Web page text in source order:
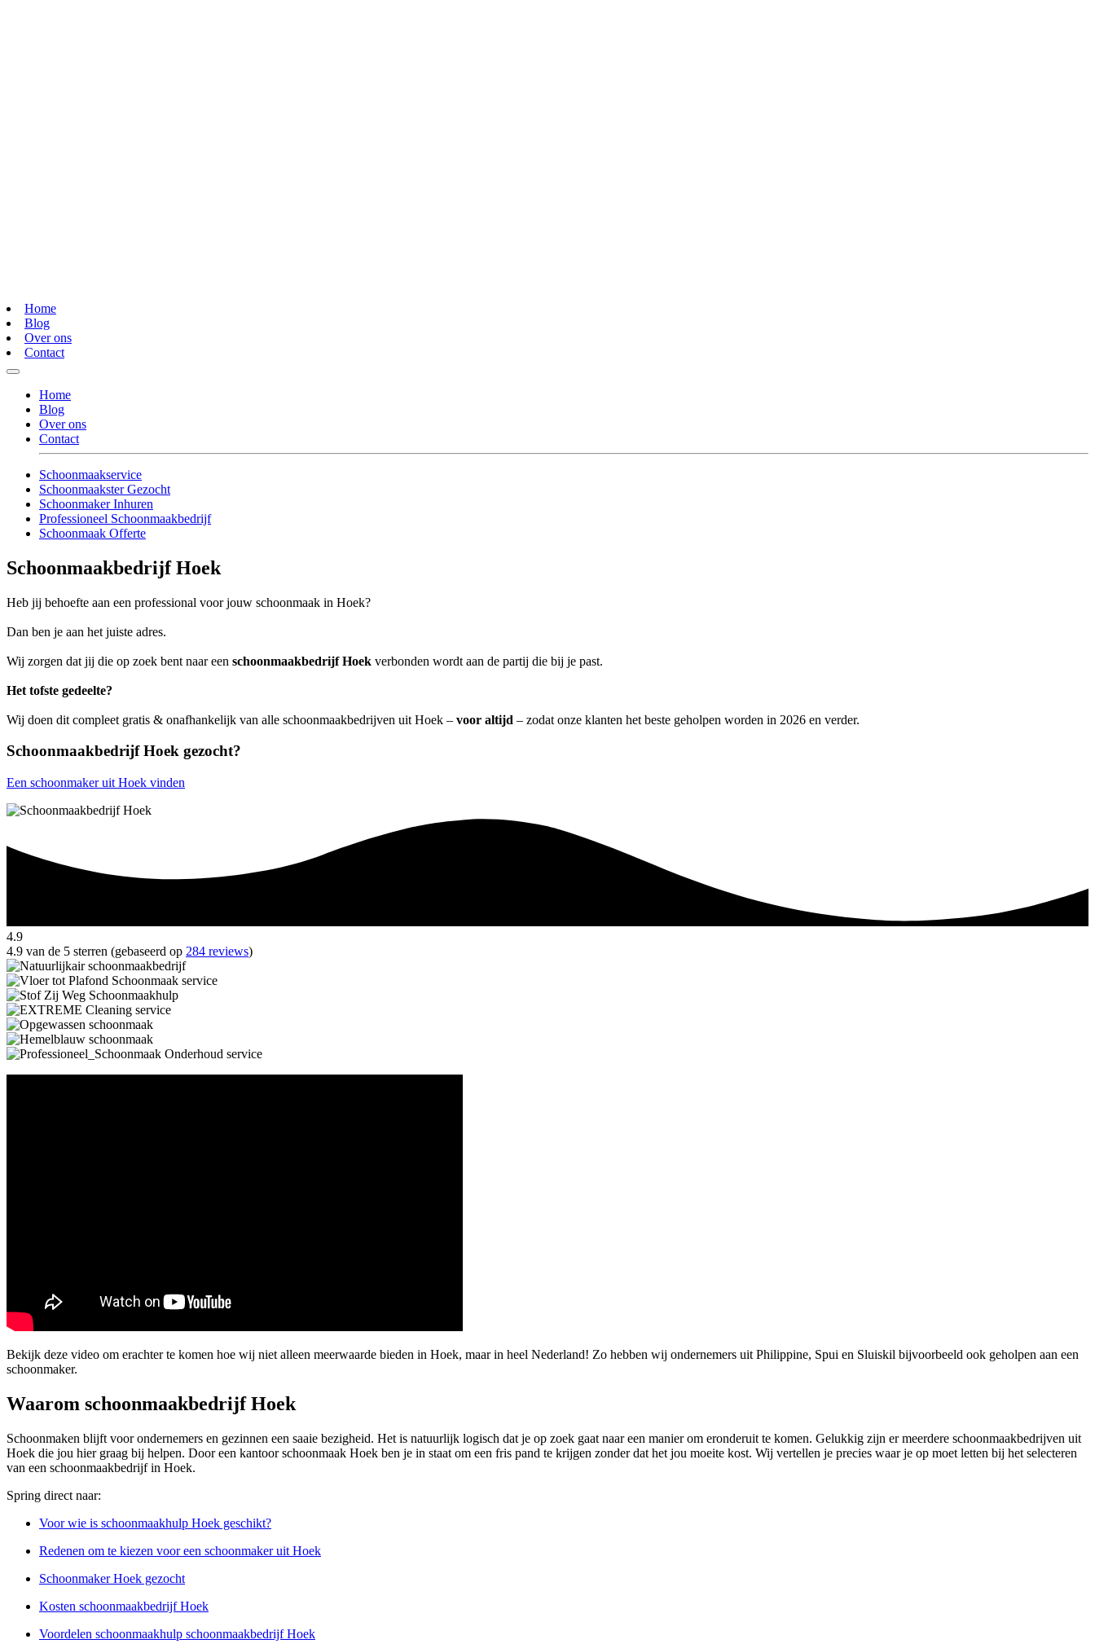
Home
Blog
Over ons
Contact
Home
Blog
Over ons
Contact
Schoonmaakservice
Schoonmaakster Gezocht
Schoonmaker Inhuren
Professioneel Schoonmaakbedrijf
Schoonmaak Offerte
Schoonmaakbedrijf Hoek
Heb jij behoefte aan een professional voor jouw schoonmaak in Hoek?
Dan ben je aan het juiste adres.
Wij zorgen dat jij die op zoek bent naar een schoonmaakbedrijf Hoek verbonden wordt aan de partij die bij je past.
Het tofste gedeelte?
Wij doen dit compleet gratis & onafhankelijk van alle schoonmaakbedrijven uit Hoek – voor altijd – zodat onze klanten het beste geholpen worden in 2026 en verder.
Schoonmaakbedrijf Hoek gezocht?
Een schoonmaker uit Hoek vinden
4.9
4.9 van de 5 sterren (gebaseerd op 284 reviews)
Bekijk deze video om erachter te komen hoe wij niet alleen meerwaarde bieden in Hoek, maar in heel Nederland! Zo hebben wij ondernemers uit Philippine, Spui en Sluiskil bijvoorbeeld ook geholpen aan een
schoonmaker.
Waarom schoonmaakbedrijf Hoek
Schoonmaken blijft voor ondernemers en gezinnen een saaie bezigheid. Het is natuurlijk logisch dat je op zoek gaat naar een manier om eronderuit te komen. Gelukkig zijn er meerdere schoonmaakbedrijven uit
Hoek die jou hier graag bij helpen. Door een kantoor schoonmaak Hoek ben je in staat om een fris pand te krijgen zonder dat het jou moeite kost. Wij vertellen je precies waar je op moet letten bij het selecteren
van een schoonmaakbedrijf in Hoek.
Spring direct naar:
Voor wie is schoonmaakhulp Hoek geschikt?
Redenen om te kiezen voor een schoonmaker uit Hoek
Schoonmaker Hoek gezocht
Kosten schoonmaakbedrijf Hoek
Voordelen schoonmaakhulp schoonmaakbedrijf Hoek